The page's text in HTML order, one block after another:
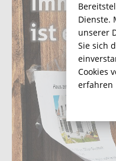
Dienste.
unserer
Sie sich
Cookies
erfahren